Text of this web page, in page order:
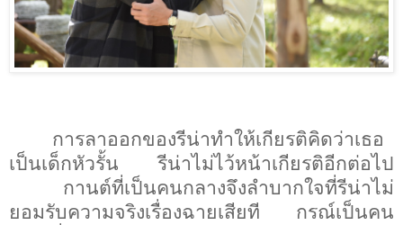
การลาออกของรีน่าทำให้เกียรติคิดว่าเธอ
เป็นเด็กหัวรั้น
รีน่าไม่ไว้หน้าเกียรติอีกต่อไป
กานต์ที่เป็นคนกลางจึงลำบากใจที่รีน่าไม่
ยอมรับความจริงเรื่องฉายเสียที
กรณ์เป็นคน